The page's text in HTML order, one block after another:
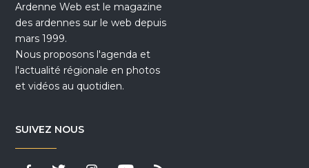
Ardenne Web est le magazine
des ardennes sur le web depuis
mars 1999.
Nous proposons l'agenda et
l'actualité régionale en photos
et vidéos au quotidien.
SUIVEZ NOUS